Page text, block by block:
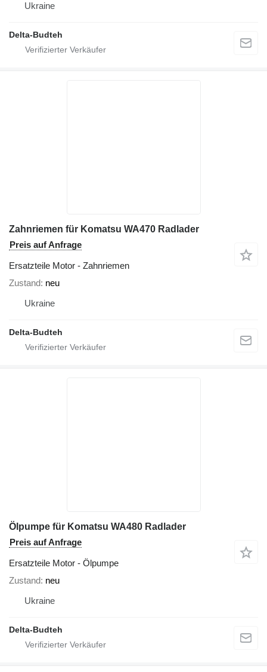
Ukraine
Delta-Budteh
Zahnriemen für Komatsu WA470 Radlader
Preis auf Anfrage
Ersatzteile Motor - Zahnriemen
Zustand
neu
Ukraine
Delta-Budteh
Ölpumpe für Komatsu WA480 Radlader
Preis auf Anfrage
Ersatzteile Motor - Ölpumpe
Zustand
neu
Ukraine
Delta-Budteh